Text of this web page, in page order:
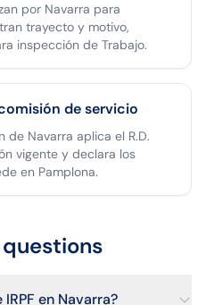
por Navarra para
trayecto y motivo,
inspección de Trabajo.
de servicio
de Navarra aplica el R.D.
vigente y declara los
en Pamplona.
en Navarra?